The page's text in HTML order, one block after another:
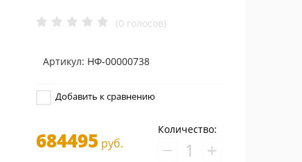
(0 голосов)
Артикул: НФ-00000738
Добавить к сравнению
684495 руб.
Количество:
− +